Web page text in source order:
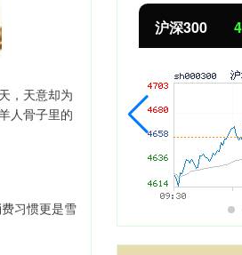
，天意却为
人骨子里的
习惯更是雪
北证50